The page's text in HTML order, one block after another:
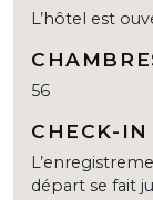
L’hôtel est
56
CHECK-IN
départ se fait